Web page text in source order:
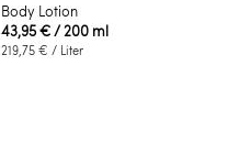
Body Lotion
43,95 €/ 200 ml
219,75 € / Liter